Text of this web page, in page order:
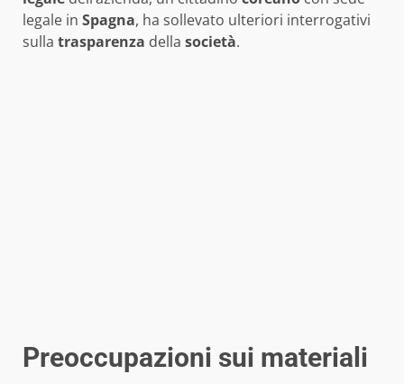
legale in Spagna, ha sollevato ulteriori interrogativi
sulla trasparenza della società.
Preoccupazioni sui materiali